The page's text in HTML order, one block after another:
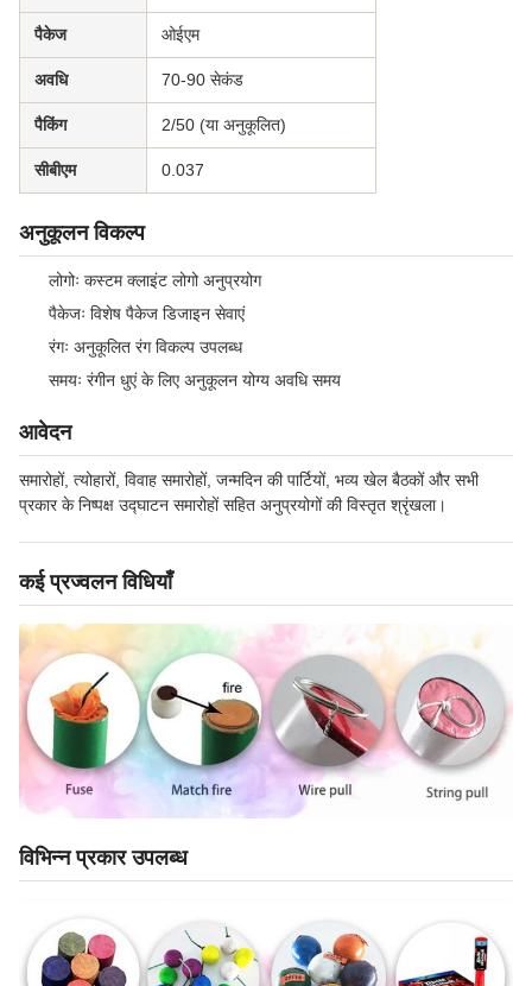
पैकेज ओईएम
अवधि 70-90 सेकंड
पैकिंग 2/50 (या अनुकूलित)
सीबीएम 0.037
अनुकूलन विकल्प
लोगोः कस्टम क्लाइंट लोगो अनुप्रयोग
पैकेजः विशेष पैकेज डिजाइन सेवाएं
रंगः अनुकूलित रंग विकल्प उपलब्ध
समयः रंगीन धुएं के लिए अनुकूलन योग्य अवधि समय
आवेदन
समारोहों, त्योहारों, विवाह समारोहों, जन्मदिन की पार्टियों, भव्य खेल बैठकों और सभी
प्रकार के निष्पक्ष उद्घाटन समारोहों सहित अनुप्रयोगों की विस्तृत श्रृंखला।
कई प्रज्वलन विधियाँ
विभिन्न प्रकार उपलब्ध